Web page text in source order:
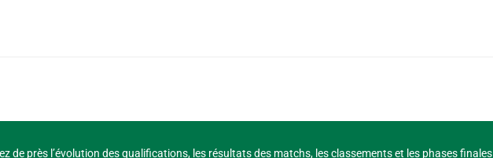
de près l’évolution des qualifications, les résultats des matchs, les classements et les phases